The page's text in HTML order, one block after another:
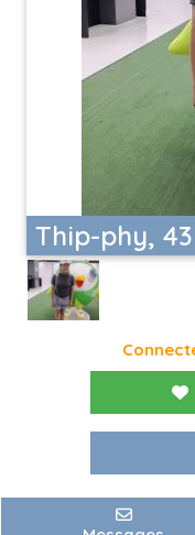
Thip-phy,